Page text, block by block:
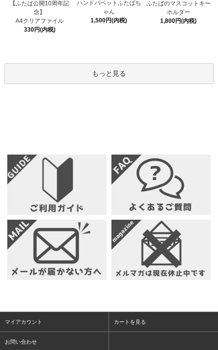
【ふたば公開10周年記
念】
A4クリアファイル
330円(内税)
ハンドパペットふたばち
ゃん
1,500円(内税)
ふたばのマスコットキー
ホルダー
1,800円(内税)
もっと見る
マイアカウント カートを見る
お問い合わせ